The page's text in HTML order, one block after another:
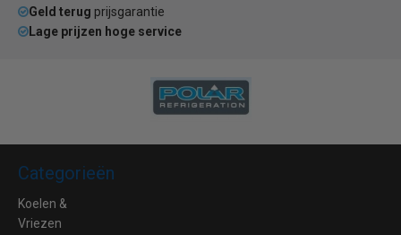
Geld terug prijsgarantie
Lage prijzen hoge service
Categorieën
Koelen &
Vriezen